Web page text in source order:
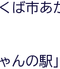
ば市あ
ゃんの